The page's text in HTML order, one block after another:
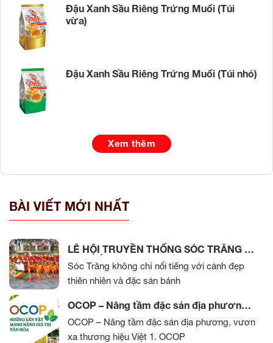
Đậu Xanh Sầu Riêng Trứng Muối (Túi
vừa)
Đậu Xanh Sầu Riêng Trứng Muối (Túi nhỏ)
Xem thêm
BÀI VIẾT MỚI NHẤT
LỄ HỘI TRUYỀN THỐNG SÓC TRĂNG –
BẢN SẮC VĂN HÓA MIỀN TÂY
Sóc Trăng không chỉ nổi tiếng với cảnh đẹp
thiên nhiên và đặc sản bánh
OCOP – Nâng tầm đặc sản địa phương,
vươn xa thương hiệu Việt
OCOP – Nâng tầm đặc sản địa phương, vươn
xa thương hiệu Việt 1. OCOP